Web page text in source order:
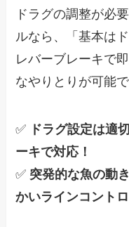
ドラグの調整が必
ルなら、「基本は
レバーブレーキで
なやりとりが可能で
✅ ドラグ設定は適
ーキで対応！
✅ 突発的な魚の動
かいラインコント